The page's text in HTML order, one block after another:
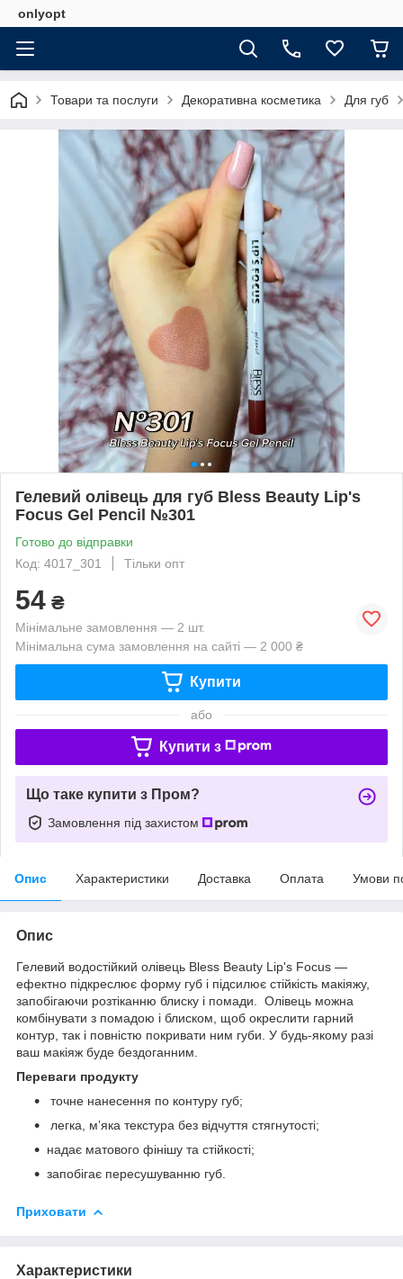
onlyopt
Товари та послуги Декоративна косметика Для губ
Гелевий олівець для губ Bless Beauty Lip's
Focus Gel Pencil №301
Готово до відправки
Код: 4017_301
Тільки опт
54 ₴
Мінімальне замовлення — 2 шт.
Мінімальна сума замовлення на сайті — 2 000 ₴
Купити
або
Купити з
Що таке купити з Пром?
Замовлення під захистом
Опис Характеристики Доставка Оплата Умови
Опис
Гелевий водостійкий олівець Bless Beauty Lip's Focus —
ефектно підкреслює форму губ і підсилює стійкість макіяжу,
запобігаючи розтіканню блиску і помади. Олівець можна
комбінувати з помадою і блиском, щоб окреслити гарний
контур, так і повністю покривати ним губи. У будь-якому разі
ваш макіяж буде бездоганним.
Переваги продукту
точне нанесення по контуру губ;
легка, м’яка текстура без відчуття стягнутості;
надає матового фінішу та стійкості;
запобігає пересушуванню губ.
Приховати
Характеристики